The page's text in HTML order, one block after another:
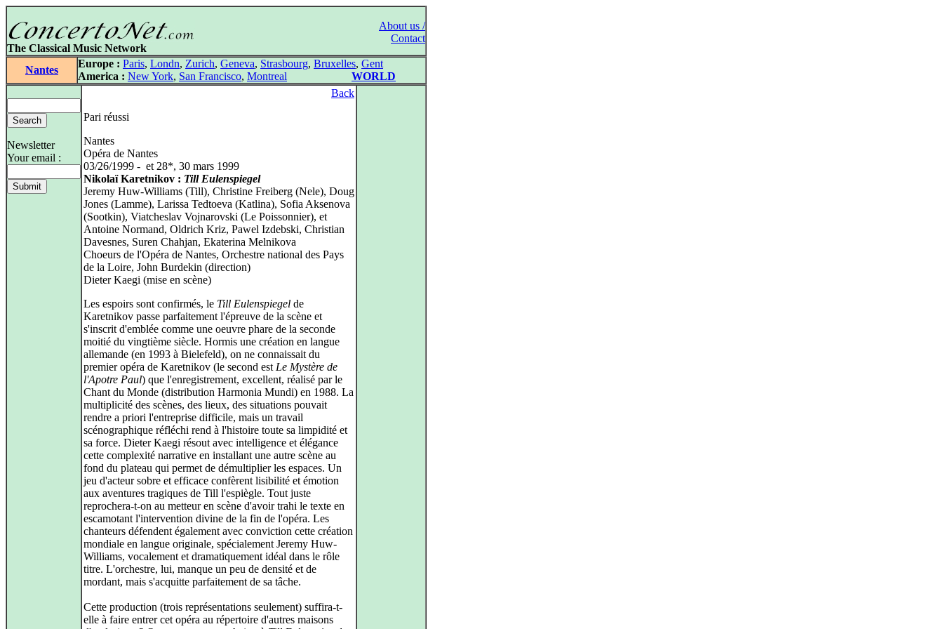
About us /
Contact
The Classical Music Network
Nantes
Europe : Paris, Londn, Zurich, Geneva, Strasbourg, Bruxelles, Gent
America : New York, San Francisco, Montreal WORLD
Newsletter
Your email :
Back
Pari réussi
Nantes
Opéra de Nantes
03/26/1999 - et 28*, 30 mars 1999
Nikolaï Karetnikov : Till Eulenspiegel
Jeremy Huw-Williams (Till), Christine Freiberg (Nele), Doug
Jones (Lamme), Larissa Tedtoeva (Katlina), Sofia Aksenova
(Sootkin), Viatcheslav Vojnarovski (Le Poissonnier), et
Antoine Normand, Oldrich Kriz, Pawel Izdebski, Christian
Davesnes, Suren Chahjan, Ekaterina Melnikova
Choeurs de l'Opéra de Nantes, Orchestre national des Pays
de la Loire, John Burdekin (direction)
Dieter Kaegi (mise en scène)
Les espoirs sont confirmés, le Till Eulenspiegel de
Karetnikov passe parfaitement l'épreuve de la scène et
s'inscrit d'emblée comme une oeuvre phare de la seconde
moitié du vingtième siècle. Hormis une création en langue
allemande (en 1993 à Bielefeld), on ne connaissait du
premier opéra de Karetnikov (le second est Le Mystère de
l'Apotre Paul) que l'enregistrement, excellent, réalisé par le
Chant du Monde (distribution Harmonia Mundi) en 1988. La
multiplicité des scènes, des lieux, des situations pouvait
rendre a priori l'entreprise difficile, mais un travail
scénographique réfléchi rend à l'histoire toute sa limpidité et
sa force. Dieter Kaegi résout avec intelligence et élégance
cette complexité narrative en installant une autre scène au
fond du plateau qui permet de démultiplier les espaces. Un
jeu d'acteur sobre et efficace confèrent lisibilité et émotion
aux aventures tragiques de Till l'espiègle. Tout juste
reprochera-t-on au metteur en scène d'avoir trahi le texte en
escamotant l'intervention divine de la fin de l'opéra. Les
chanteurs défendent également avec conviction cette création
mondiale en langue originale, spécialement Jeremy Huw-
Williams, vocalement et dramatiquement idéal dans le rôle
titre. L'orchestre, lui, manque un peu de densité et de
mordant, mais s'acquitte parfaitement de sa tâche.
Cette production (trois représentations seulement) suffira-t-
elle à faire entrer cet opéra au répertoire d'autres maisons